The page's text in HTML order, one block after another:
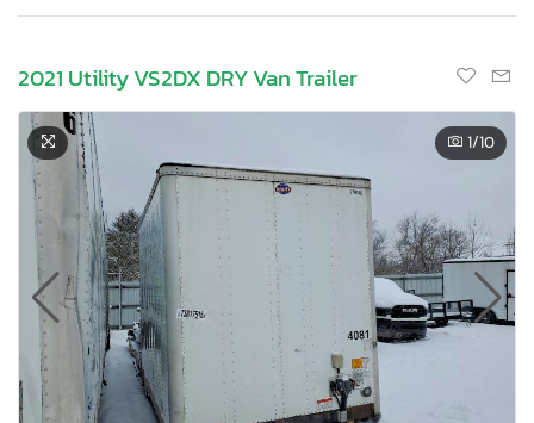
2021 Utility VS2DX DRY Van Trailer
1/10